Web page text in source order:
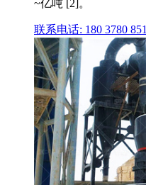
~亿吨 [2]。
联系电话: 180 3780